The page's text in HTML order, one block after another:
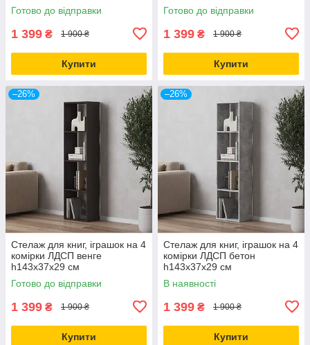
Готово до відправки
1 399 ₴ 1 900 ₴
Купити
Готово до відправки
1 399 ₴ 1 900 ₴
Купити
–26%
Стелаж для книг, іграшок на 4
комірки ЛДСП венге
h143х37х29 см
Готово до відправки
1 399 ₴ 1 900 ₴
Купити
–26%
Стелаж для книг, іграшок на 4
комірки ЛДСП бетон
h143х37х29 см
В наявності
1 399 ₴ 1 900 ₴
Купити